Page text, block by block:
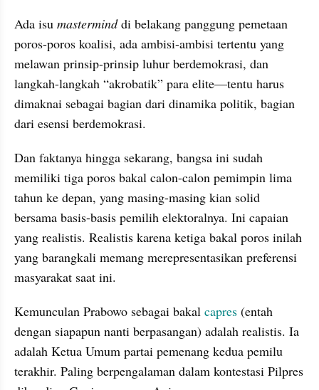
Ada isu mastermind di belakang panggung pemetaan
poros-poros koalisi, ada ambisi-ambisi tertentu yang
melawan prinsip-prinsip luhur berdemokrasi, dan
langkah-langkah “akrobatik” para elite—tentu harus
dimaknai sebagai bagian dari dinamika politik, bagian
dari esensi berdemokrasi.
Dan faktanya hingga sekarang, bangsa ini sudah
memiliki tiga poros bakal calon-calon pemimpin lima
tahun ke depan, yang masing-masing kian solid
bersama basis-basis pemilih elektoralnya. Ini capaian
yang realistis. Realistis karena ketiga bakal poros inilah
yang barangkali memang merepresentasikan preferensi
masyarakat saat ini.
Kemunculan Prabowo sebagai bakal capres (entah
dengan siapapun nanti berpasangan) adalah realistis. Ia
adalah Ketua Umum partai pemenang kedua pemilu
terakhir. Paling berpengalaman dalam kontestasi Pilpres